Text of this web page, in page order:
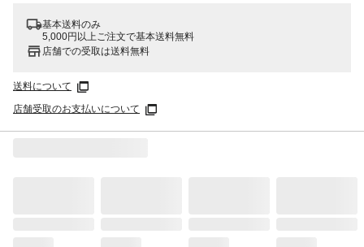
基本送料のみ
5,000円以上ご注文で基本送料無料
店舗での受取は送料無料
送料について
店舗受取のお支払いについて